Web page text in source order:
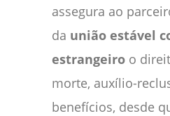
assegura ao
da união estável
estrangeiro o
morte, auxílio-
benefícios, desde